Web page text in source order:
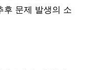
후 문제 발생의 소